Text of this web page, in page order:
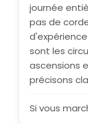
journée
pas de
sont les
ascensions
précisons
Si vous